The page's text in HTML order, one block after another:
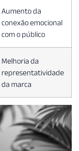
Aumento da
conexão emocional
com o público
Melhoria da
representatividade
da marca